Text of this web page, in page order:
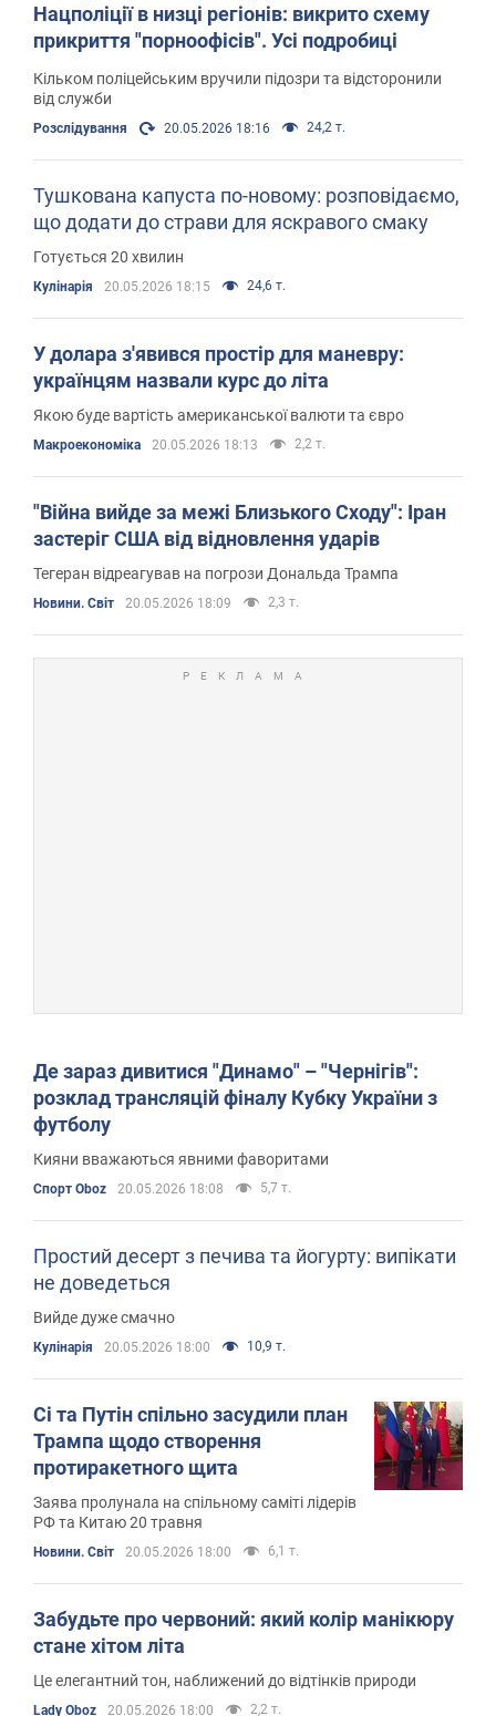
Нацполіції в низці регіонів: викрито схему
прикриття "порноофісів". Усі подробиці
Кільком поліцейським вручили підозри та відсторонили
від служби
Розслідування 20.05.2026 18:16 24,2 т.
Тушкована капуста по-новому: розповідаємо,
що додати до страви для яскравого смаку
Готується 20 хвилин
Кулінарія 20.05.2026 18:15 24,6 т.
У долара з'явився простір для маневру:
українцям назвали курс до літа
Якою буде вартість американської валюти та євро
Mакроекономіка 20.05.2026 18:13 2,2 т.
"Війна вийде за межі Близького Сходу": Іран
застеріг США від відновлення ударів
Тегеран відреагував на погрози Дональда Трампа
Новини. Світ 20.05.2026 18:09 2,3 т.
Де зараз дивитися "Динамо" – "Чернігів":
розклад трансляцій фіналу Кубку України з
футболу
Кияни вважаються явними фаворитами
Спорт Oboz 20.05.2026 18:08 5,7 т.
Простий десерт з печива та йогурту: випікати
не доведеться
Вийде дуже смачно
Кулінарія 20.05.2026 18:00 10,9 т.
Сі та Путін спільно засудили план
Трампа щодо створення
протиракетного щита
Заява пролунала на спільному саміті лідерів
РФ та Китаю 20 травня
Новини. Світ 20.05.2026 18:00 6,1 т.
Забудьте про червоний: який колір манікюру
стане хітом літа
Це елегантний тон, наближений до відтінків природи
Lady Oboz 20.05.2026 18:00 2,2 т.